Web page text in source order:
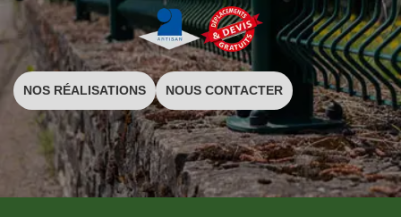
NOS RÉALISATIONS NOUS CONTACTER